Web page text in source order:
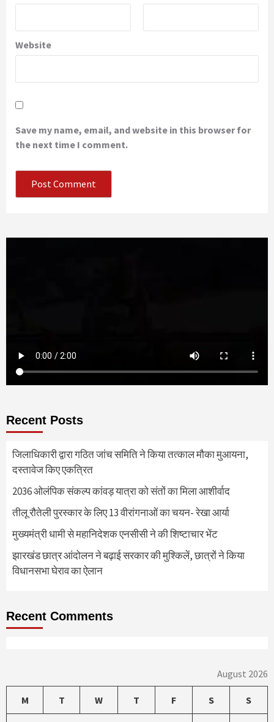
Website
Save my name, email, and website in this browser for
the next time I comment.
Recent Posts
जिलाधिकारी द्वारा गठित जांच समिति ने किया तत्काल मौका मुआयना,
दस्तावेज किए एकत्रित
2036 ओलंपिक संकल्प कांवड़ यात्रा को संतों का मिला आशीर्वाद
तीलू रौतेली पुरस्कार के लिए 13 वीरांगनाओं का चयन- रेखा आर्या
मुख्यमंत्री धामी से महानिदेशक एनसीसी ने की शिष्टाचार भेंट
झारखंड छात्र आंदोलन ने बढ़ाई सरकार की मुश्किलें, छात्रों ने किया
विधानसभा घेराव का ऐलान
Recent Comments
August 2026
M T W T F S S